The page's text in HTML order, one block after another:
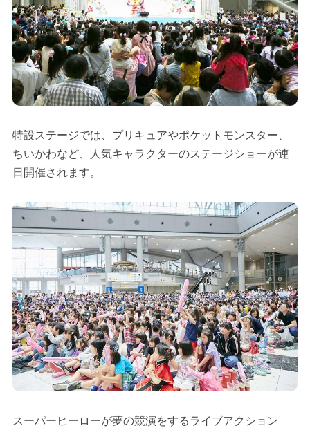
特設ステージでは、プリキュアやポケットモンスター、
ちいかわなど、人気キャラクターのステージショーが連
日開催されます。
スーパーヒーローが夢の競演をするライブアクション